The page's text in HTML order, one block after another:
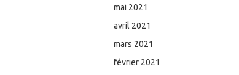
mai 2021
avril 2021
mars 2021
février 2021